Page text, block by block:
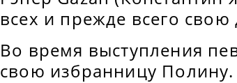
всех и прежде всего свою
Во время выступления
свою избранницу Полину.